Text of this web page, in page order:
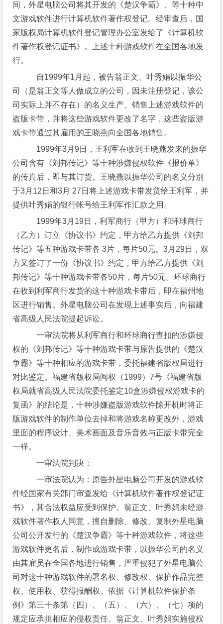
间，外星电脑公司将其开发的《楚汉争霸》、等十种中
文游戏软件进行计算机软件著作权登记。经审查后，国
家版权局计算机软件登记管理办公室发给了《计算机软
件著作权登记证书》。上述十种游戏软件在全国各地发
行。
自1999年1月起，被告翁正文、叶秀娟以振华公
司（是翁正文等人做成立的公司，因未注册登记，该公
司实际上并不存在）的名义生产、销售上述游戏软件的
盗版卡带，并将这些游戏软件更改了名字，这些盗版游
戏卡带通过其雇用的王晓燕向全国各地销售。
1999年3月9日，王利军在收到王晓燕发来的振华
公司含有《刘邦传记》等十种涉嫌侵权软件《报价单》
的传真后，即与其订货。王晓燕以振华公司的名义分别
于3月12日和3月 27日将上述游戏卡带发货给王利军，并
提供叶秀娟的银行帐号给王利军作汇款之用。
1999年3月19日，利军商行（甲方）和环球商行
（乙方）订立《协议书》约定，甲方给乙方提供《刘邦
传记》等五种游戏卡带各 3片，每片50元。3月29日，双
方又签订了一份《协议书》约定，甲方给乙方提供《刘
邦传记》等十种游戏卡带各50片，每片50元。环球商行
在收到利军商行发货的这十种游戏卡带后，即在福州地
区进行销售。外星电脑公司在发现上述事实后，向福建
省高级人民法院提起诉讼。
一审法院将从利军商行和环球商行查扣的涉嫌侵
权的《刘邦传记》等十种游戏卡带与原告提供的《楚汉
争霸》等十种相应的游戏卡带，委托福建省版权局进行
对比鉴定。福建省版权局闽权（1999）7号《福建省版
权局就省高级人民法院委托鉴定10盒涉嫌侵权游戏卡的
复函》的结论是，十种涉嫌盗版游戏软件除开机时将正
版游戏软件的制作单位去掉和将游戏名称更改外，游戏
里面的程序设计、美术画面及音乐音效与正版卡带完全
一样。
一审法院判决：
一审法院认为：原告外星电脑公司开发的游戏软
件经国家有关部门审查发给《计算机软件著作权登记证
书》，其合法权益应受到保护。翁正文、叶秀娟未经游
戏软件著作权人同意，擅自删除、修改、复制外星电脑
公司公开发行的《楚汉争霸》等十种游戏软件，将这些
游戏软件更名后，制作成游戏卡带，以振华公司的名义
由其雇员在全国各地进行销售，严重侵犯了外星电脑公
司对这十种游戏软件的署名权、修改权、保护作品完整
权、使用权、获得报酬权。依据《计算机软件保护条
例》第三十条第（四）、（五）、（六）、（七）项的
规定应承担相应的侵权责任。翁正文、叶秀娟实施侵权